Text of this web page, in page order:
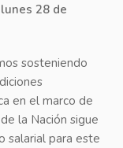
28 de
sosteniendo
en el marco de
la Nación sigue
salarial para este